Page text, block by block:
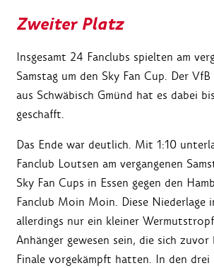
Zweiter Platz
Insgesamt 24 Fanclubs spielten am
Samstag um den Sky Fan Cup. Der
aus Schwäbisch Gmünd hat es dabei
geschafft.
Das Ende war deutlich. Mit 1:10
Fanclub Loutsen am vergangenen
Sky Fan Cups in Essen gegen den
Fanclub Moin Moin. Diese Niederlage
allerdings nur ein kleiner
Anhänger gewesen sein, die sich
Finale vorgekämpft hatten. In den drei